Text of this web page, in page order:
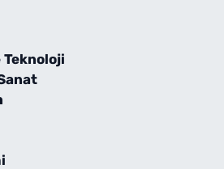
Teknoloji